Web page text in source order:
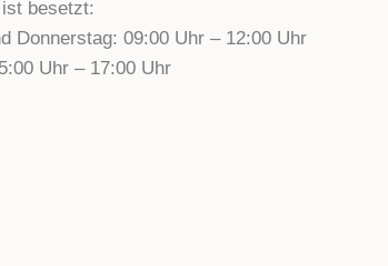
besetzt:
Donnerstag: 09:00 Uhr – 12:00 Uhr
Uhr – 17:00 Uhr